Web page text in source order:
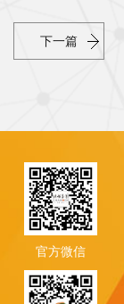
下一篇
官方微信